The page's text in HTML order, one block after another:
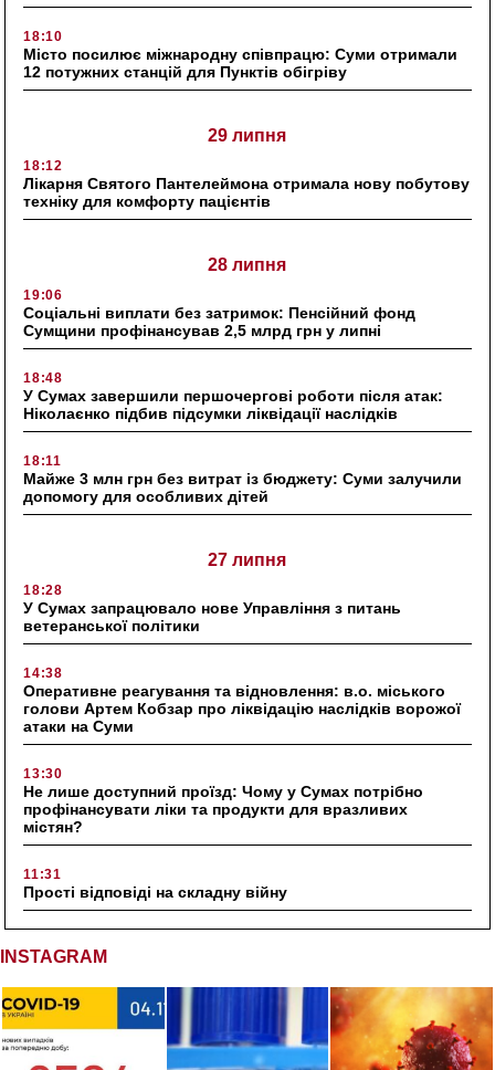
18:10
Місто посилює міжнародну співпрацю: Суми отримали
12 потужних станцій для Пунктів обігріву
29 липня
18:12
Лікарня Святого Пантелеймона отримала нову побутову
техніку для комфорту пацієнтів
28 липня
19:06
Соціальні виплати без затримок: Пенсійний фонд
Сумщини профінансував 2,5 млрд грн у липні
18:48
У Сумах завершили першочергові роботи після атак:
Ніколаєнко підбив підсумки ліквідації наслідків
18:11
Майже 3 млн грн без витрат із бюджету: Суми залучили
допомогу для особливих дітей
27 липня
18:28
У Сумах запрацювало нове Управління з питань
ветеранської політики
14:38
Оперативне реагування та відновлення: в.о. міського
голови Артем Кобзар про ліквідацію наслідків ворожої
атаки на Суми
13:30
Не лише доступний проїзд: Чому у Сумах потрібно
профінансувати ліки та продукти для вразливих
містян?
11:31
Прості відповіді на складну війну
INSTAGRAM